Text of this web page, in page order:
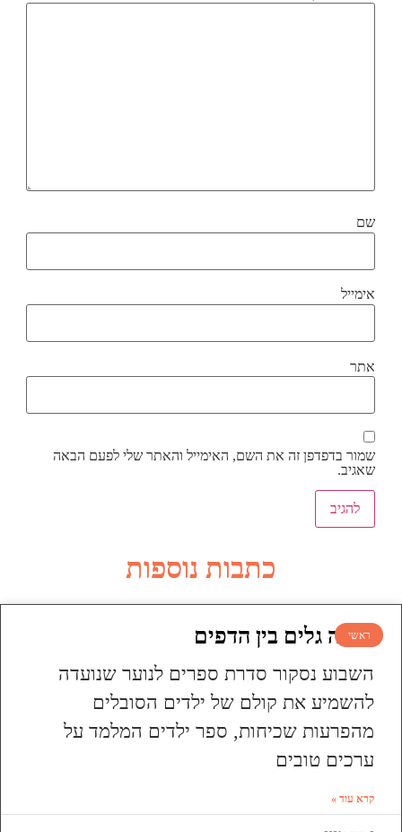
שם
אימייל
אתר
שמור בדפדפן זה את השם, האימייל והאתר שלי לפעם הבאה
שאגיב.
כתבות נוספות
ראשי
עושה גלים בין הדפים
השבוע נסקור סדרת ספרים לנוער שנועדה
להשמיע את קולם של ילדים הסובלים
מהפרעות שכיחות, ספר ילדים המלמד על
ערכים טובים
קרא עוד »